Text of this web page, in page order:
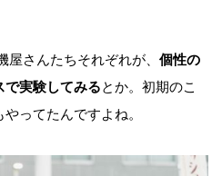
屋さんたちそれぞれが、 個性の
で実験してみるとか。初期のこ
ってたんですよね。